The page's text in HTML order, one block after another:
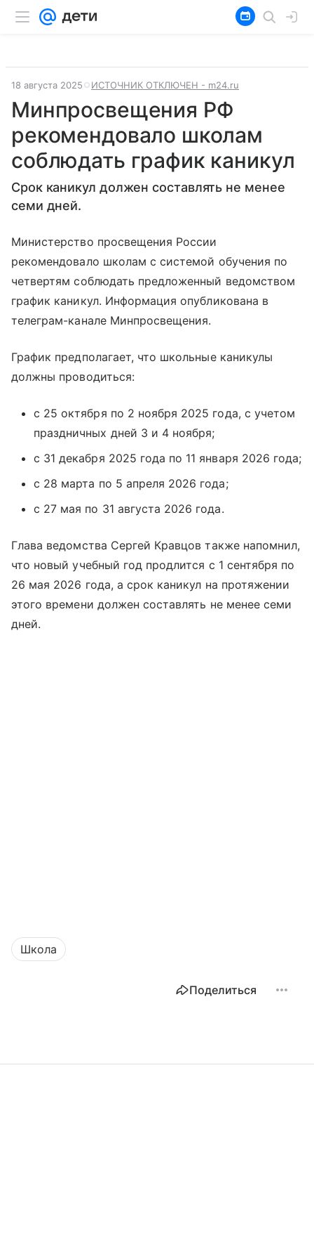
18 августа 2025 ИСТОЧНИК ОТКЛЮЧЕН - m24.ru
Минпросвещения РФ
рекомендовало школам
соблюдать график каникул
Срок каникул должен составлять не менее
семи дней.
Министерство просвещения России
рекомендовало школам с системой обучения по
четвертям соблюдать предложенный ведомством
график каникул. Информация опубликована в
телеграм-канале Минпросвещения.
График предполагает, что школьные каникулы
должны проводиться:
с 25 октября по 2 ноября 2025 года, с учетом
праздничных дней 3 и 4 ноября;
с 31 декабря 2025 года по 11 января 2026 года;
с 28 марта по 5 апреля 2026 года;
с 27 мая по 31 августа 2026 года.
Глава ведомства Сергей Кравцов также напомнил,
что новый учебный год продлится с 1 сентября по
26 мая 2026 года, а срок каникул на протяжении
этого времени должен составлять не менее семи
дней.
Школа
Поделиться